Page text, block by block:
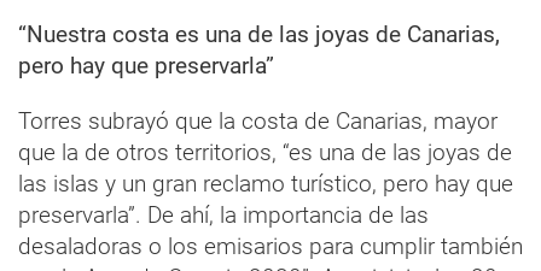
“Nuestra costa es una de las joyas de Canarias,
pero hay que preservarla”
Torres subrayó que la costa de Canarias, mayor
que la de otros territorios, “es una de las joyas de
las islas y un gran reclamo turístico, pero hay que
preservarla”. De ahí, la importancia de las
desaladoras o los emisarios para cumplir también